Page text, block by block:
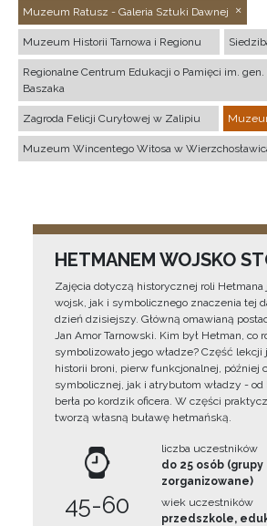
Muzeum Ratusz - Galeria Sztuki Dawnej
Muzeum Historii Tarnowa i Regionu
Regionalne Centrum Edukacji o Pamięci im.
Baszaka
Zagroda Felicji Curyłowej w Zalipiu
Muzeum Wincentego Witosa w
HETMANEM WOJSKO
Zajęcia dotyczą historycznej roli Hetmana
wojsk, jak i symbolicznego znaczenia tej
dzień dzisiejszy. Główną omawianą
Jan Amor Tarnowski. Kim był Hetman, co
symbolizowało jego władze? Część lekcji
historii broni, pierw funkcjonalnej, później
symbolicznej, jak i atrybutom władzy -
berła po kordzik oficera. W części
tworzą własną buławę hetmańską.
45-60
liczba uczestników
do 25 osób (grupy
zorganizowane)
wiek uczestników
przedszkole,